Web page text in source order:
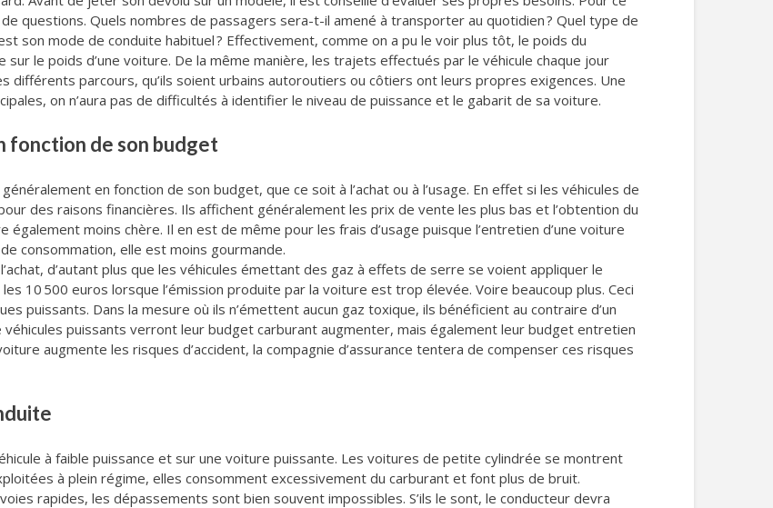
questions. Quels nombres de passagers sera-t-il amené à transporter au quotidien ? Quel type de
son mode de conduite habituel ? Effectivement, comme on a pu le voir plus tôt, le poids du
le poids d’une voiture. De la même manière, les trajets effectués par le véhicule chaque jour
différents parcours, qu’ils soient urbains autoroutiers ou côtiers ont leurs propres exigences. Une
on n’aura pas de difficultés à identifier le niveau de puissance et le gabarit de sa voiture.
fonction de son budget
en fonction de son budget, que ce soit à l’achat ou à l’usage. En effet si les véhicules de
des raisons financières. Ils affichent généralement les prix de vente les plus bas et l’obtention du
également moins chère. Il en est de même pour les frais d’usage puisque l’entretien d’une voiture
consommation, elle est moins gourmande.
d’autant plus que les véhicules émettant des gaz à effets de serre se voient appliquer le
10 500 euros lorsque l’émission produite par la voiture est trop élevée. Voire beaucoup plus. Ceci
puissants. Dans la mesure où ils n’émettent aucun gaz toxique, ils bénéficient au contraire d’un
puissants verront leur budget carburant augmenter, mais également leur budget entretien
augmente les risques d’accident, la compagnie d’assurance tentera de compenser ces risques
à faible puissance et sur une voiture puissante. Les voitures de petite cylindrée se montrent
à plein régime, elles consomment excessivement du carburant et font plus de bruit.
rapides, les dépassements sont bien souvent impossibles. S’ils le sont, le conducteur devra